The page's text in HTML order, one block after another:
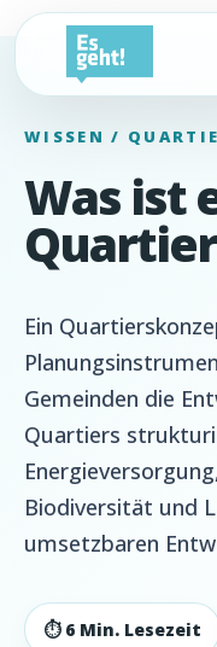
WISSEN /
Was ist
Ein
Gemeinden die
Quartiers
Biodiversität und
umsetzbaren
⏱ 6 Min. Lesezeit